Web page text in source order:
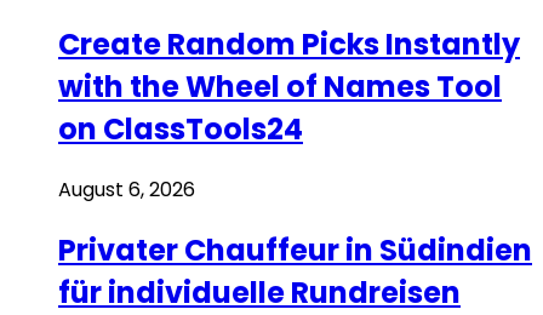
Create Random Picks Instantly
with the Wheel of Names Tool
on ClassTools24
August 6, 2026
Privater Chauffeur in Südindien
für individuelle Rundreisen